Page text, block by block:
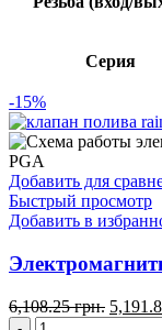
Серия
-15%
Добавить для
Быстрый просмотр
Добавить в
6,108.25грн.